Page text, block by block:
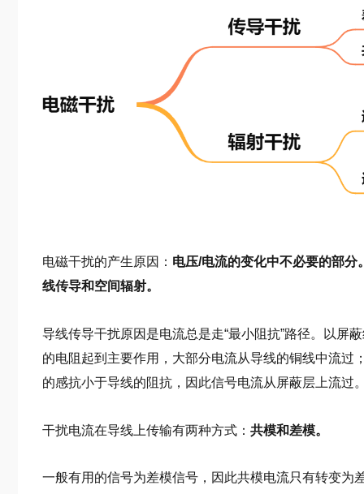
电磁干扰的产生原因： 电压/电流的变化中不必要的部分
线传导和空间辐射。
导线传导干扰原因是电流总是走“最小阻抗”路径。以屏
的电阻起到主要作用，大部分电流从导线的铜线中流过
的感抗小于导线的阻抗，因此信号电流从屏蔽层上流过
干扰电流在导线上传输有两种方式：共模和差模。
一般有用的信号为差模信号，因此共模电流只有转变为